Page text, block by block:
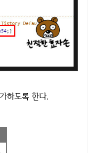
하도록 한다.